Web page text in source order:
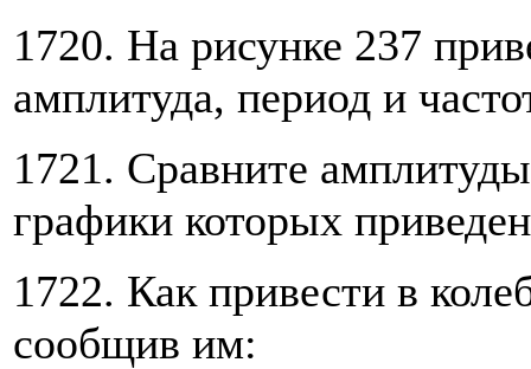
1720. На рисунке 237
амплитуда, период и
1721. Сравните
графики которых
1722. Как привести в
сообщив им: